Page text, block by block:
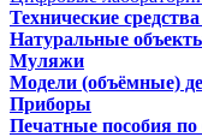
Технические
Натуральные
Муляжи
Модели (объёмные)
Приборы
Печатные пособия по